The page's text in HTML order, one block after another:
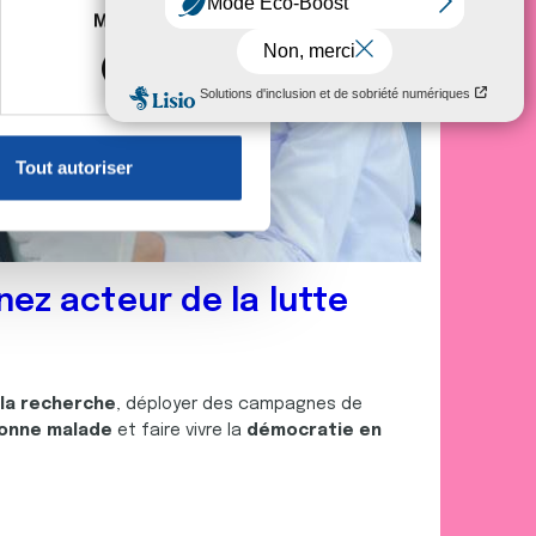
à plusieurs mètres près
reportez-vous à lasection «
sur les cookies.
informations que
Marketing
Tout autoriser
acteur de la lutte
recherche, déployer des campagnes de
malade et faire vivre la démocratie en